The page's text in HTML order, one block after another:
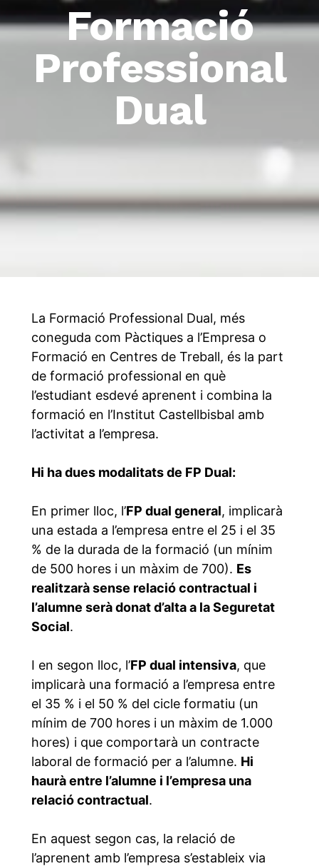
Formació
Professional
Dual
La Formació Professional Dual, més
coneguda com Pàctiques a l’Empresa o
Formació en Centres de Treball, és la part
de formació professional en què
l’estudiant esdevé aprenent i combina la
formació en l’Institut Castellbisbal amb
l’activitat a l’empresa.
Hi ha dues modalitats de FP Dual:
En primer lloc, l’FP dual general, implicarà
una estada a l’empresa entre el 25 i el 35
% de la durada de la formació (un mínim
de 500 hores i un màxim de 700). Es
realitzarà sense relació contractual i
l’alumne serà donat d’alta a la Seguretat
Social.
I en segon lloc, l’FP dual intensiva, que
implicarà una formació a l’empresa entre
el 35 % i el 50 % del cicle formatiu (un
mínim de 700 hores i un màxim de 1.000
hores) i que comportarà un contracte
laboral de formació per a l’alumne. Hi
haurà entre l’alumne i l’empresa una
relació contractual.
En aquest segon cas, la relació de
l’aprenent amb l’empresa s’estableix via